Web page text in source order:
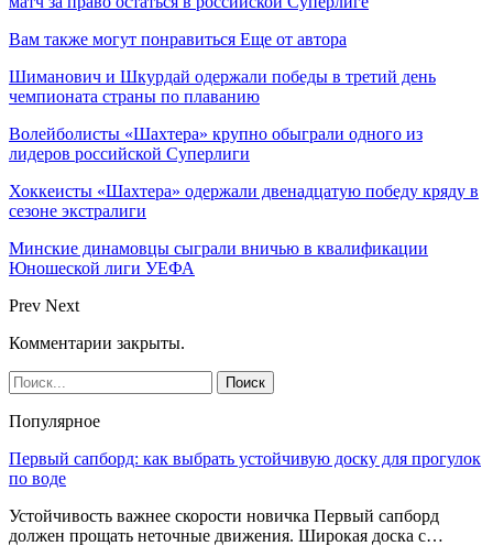
Вам также могут понравиться Еще от автора
Шиманович и Шкурдай одержали победы в третий день
чемпионата страны по плаванию
Волейболисты «Шахтера» крупно обыграли одного из
лидеров российской Суперлиги
Хоккеисты «Шахтера» одержали двенадцатую победу кряду в
сезоне экстралиги
Минские динамовцы сыграли вничью в квалификации
Юношеской лиги УЕФА
Prev Next
Комментарии закрыты.
Популярное
Первый сапборд: как выбрать устойчивую доску для прогулок
по воде
Устойчивость важнее скорости новичка Первый сапборд
должен прощать неточные движения. Широкая доска с…